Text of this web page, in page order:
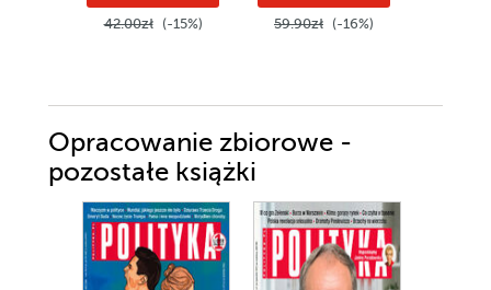
42.00zł (-15%) 59.90zł (-16%)
Opracowanie zbiorowe -
pozostałe książki